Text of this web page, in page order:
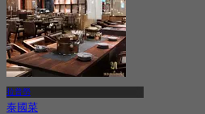
拉普勞
泰國菜